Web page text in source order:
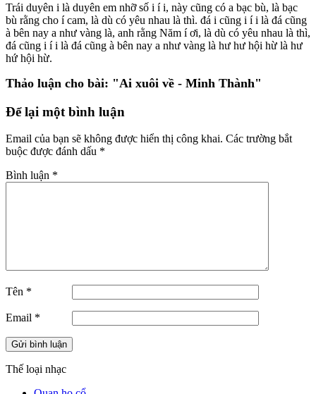
Trái duyên i là duyên em nhỡ số i í i, này cũng có a bạc bù, là bạc
bù rằng cho í cam, là dù có yêu nhau là thì. đá i cũng i í i là đá cũng
à bên nay a như vàng là, anh rằng Năm í ơi, là dù có yêu nhau là thì,
đá cũng i í i là đá cũng à bên nay a như vàng là hư hư hội hừ là hư
hứ hội hừ.
Thảo luận cho bài: "Ai xuôi về - Minh Thành"
Để lại một bình luận
Email của bạn sẽ không được hiển thị công khai. Các trường bắt
buộc được đánh dấu *
Bình luận *
Tên *
Email *
Thế loại nhạc